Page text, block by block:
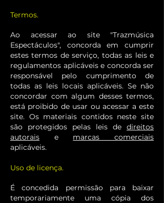
Termos.
Ao acessar ao site "Trazmúsica
Espectáculos", concorda em cumprir
estes termos de serviço, todas as leis e
regulamentos aplicáveis ​​e concorda ser
responsável pelo cumprimento de
todas as leis locais aplicáveis. Se não
concordar com algum desses termos,
está proibido de usar ou acessar a este
site. Os materiais contidos neste site
são protegidos pelas leis de direitos
autorais e marcas comerciais
aplicáveis.
Uso de licença.
É concedida permissão para baixar
temporariamente uma cópia dos